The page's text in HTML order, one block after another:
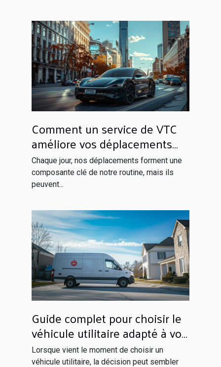
Comment un service de VTC
améliore vos déplacements
quotidiens
Chaque jour, nos déplacements forment une
composante clé de notre routine, mais ils
peuvent...
Guide complet pour choisir le
véhicule utilitaire adapté à vos
besoins
Lorsque vient le moment de choisir un
véhicule utilitaire, la décision peut sembler